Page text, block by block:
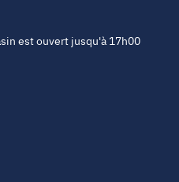
est ouvert jusqu'à 17h00